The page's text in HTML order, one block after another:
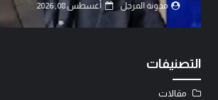
مدونة المرجل أغسطس 07, 2026
التصنيفات
مقالات